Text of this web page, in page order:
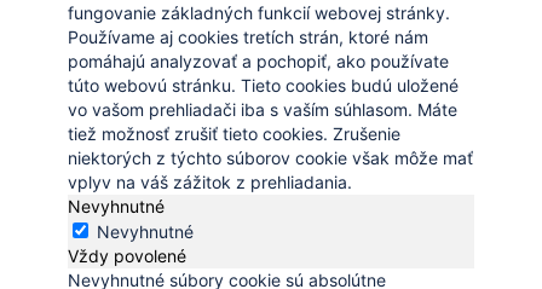
fungovanie základných funkcií webovej stránky.
Používame aj cookies tretích strán, ktoré nám
pomáhajú analyzovať a pochopiť, ako používate
túto webovú stránku. Tieto cookies budú uložené
vo vašom prehliadači iba s vaším súhlasom. Máte
tiež možnosť zrušiť tieto cookies. Zrušenie
niektorých z týchto súborov cookie však môže mať
vplyv na váš zážitok z prehliadania.
Nevyhnutné
Nevyhnutné
Vždy povolené
Nevyhnutné súbory cookie sú absolútne